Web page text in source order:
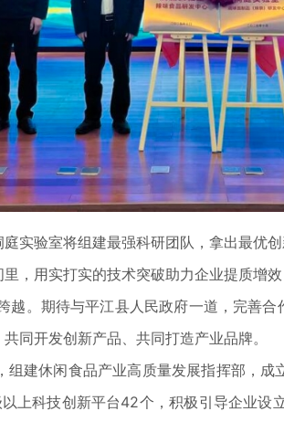
验室将组建最强科研团队，拿出最优
，用实打实的技术突破助力企业提质增
越。期待与平江县人民政府一道，完善
同开发创新产品、共同打造产业品牌。
休闲食品产业高质量发展指挥部，成
上科技创新平台42个，积极引导企业